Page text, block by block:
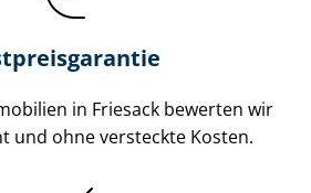
in Friesack bewerten wir
und ohne versteckte Kosten.